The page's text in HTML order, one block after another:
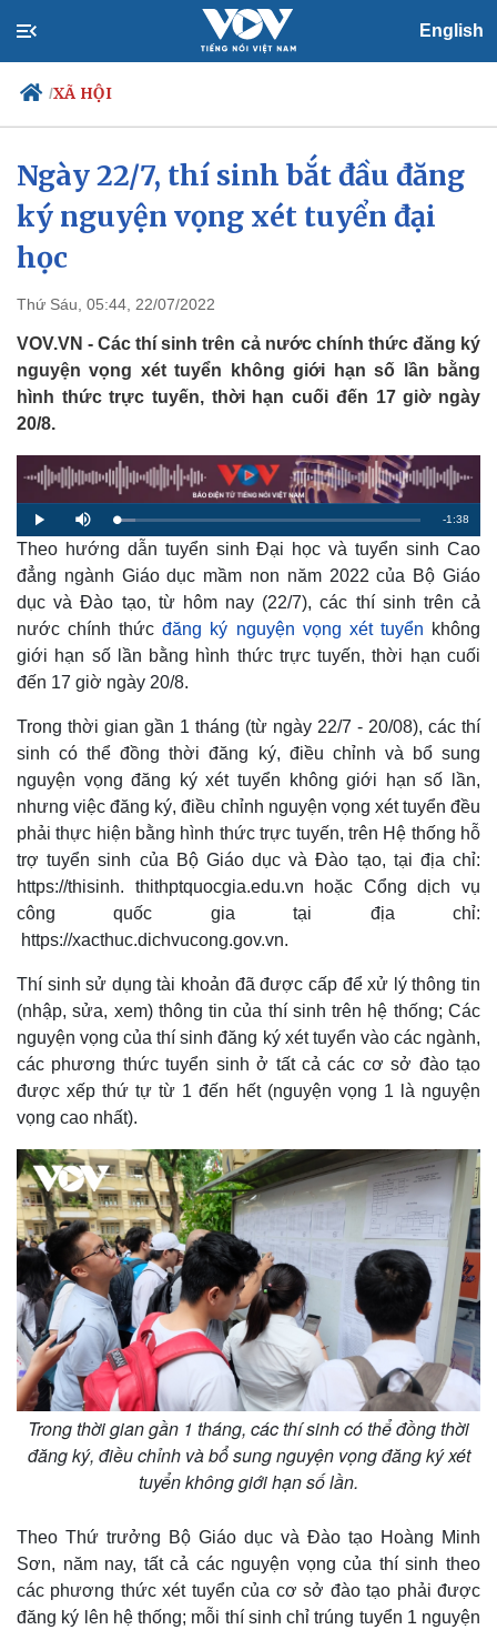
English
/XÃ HỘI
Chính trị
Đảng
Tổ chức nhân sự
Nhận diện sự thật
Xã hội
Việc làm
Biển đảo
Ngày 22/7, thí sinh bắt đầu đăng
ký nguyện vọng xét tuyển đại
học
Thứ Sáu, 05:44, 22/07/2022
VOV.VN - Các thí sinh trên cả nước chính thức đăng ký
nguyện vọng xét tuyển không giới hạn số lần bằng
hình thức trực tuyến, thời hạn cuối đến 17 giờ ngày
20/8.
P
l
a
y
M
u
t
e
L
o
a
d
e
d
6
.
2
4
R
e
a
i
n
m
-1:38
Theo hướng dẫn tuyển sinh Đại học và tuyển sinh Cao
đẳng ngành Giáo dục mầm non năm 2022 của Bộ Giáo
dục và Đào tạo, từ hôm nay (22/7), các thí sinh trên cả
nước chính thứcđăng ký nguyện vọng xét tuyển không
giới hạn số lần bằng hình thức trực tuyến, thời hạn cuối
đến 17 giờ ngày 20/8.
Trong thời gian gần 1 tháng (từ ngày 22/7 - 20/08), các thí
sinh có thể đồng thời đăng ký, điều chỉnh và bổ sung
nguyện vọng đăng ký xét tuyển không giới hạn số lần,
nhưng việc đăng ký, điều chỉnh nguyện vọng xét tuyển đều
phải thực hiện bằng hình thức trực tuyến, trên Hệ thống hỗ
trợ tuyển sinh của Bộ Giáo dục và Đào tạo, tại địa chỉ:
https://thisinh. thithptquocgia.edu.vn hoặc Cổng dịch vụ
công quốc gia tại địa chỉ:
https://xacthuc.dichvucong.gov.vn.
Thí sinh sử dụng tài khoản đã được cấp để xử lý thông tin
(nhập, sửa, xem) thông tin của thí sinh trên hệ thống; Các
nguyện vọng của thí sinh đăng ký xét tuyển vào các ngành,
các phương thức tuyển sinh ở tất cả các cơ sở đào tạo
được xếp thứ tự từ 1 đến hết (nguyện vọng 1 là nguyện
vọng cao nhất).
Trong thời gian gần 1 tháng, các thí sinh có thể đồng thời
đăng ký, điều chỉnh và bổ sung nguyện vọng đăng ký xét
tuyển không giới hạn số lần.
Theo Thứ trưởng Bộ Giáo dục và Đào tạo Hoàng Minh
Sơn, năm nay, tất cả các nguyện vọng của thí sinh theo
các phương thức xét tuyển của cơ sở đào tạo phải được
đăng ký lên hệ thống; mỗi thí sinh chỉ trúng tuyển 1 nguyện